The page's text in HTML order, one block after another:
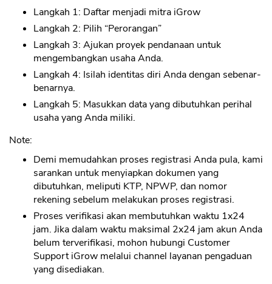
Langkah 1: Daftar menjadi mitra iGrow
Langkah 2: Pilih “Perorangan”
Langkah 3: Ajukan proyek pendanaan untuk
mengembangkan usaha Anda.
Langkah 4: Isilah identitas diri Anda dengan sebenar-
benarnya.
Langkah 5: Masukkan data yang dibutuhkan perihal
usaha yang Anda miliki.
Note:
Demi memudahkan proses registrasi Anda pula, kami
sarankan untuk menyiapkan dokumen yang
dibutuhkan, meliputi KTP, NPWP, dan nomor
rekening sebelum melakukan proses registrasi.
Proses verifikasi akan membutuhkan waktu 1x24
jam. Jika dalam waktu maksimal 2x24 jam akun Anda
belum terverifikasi, mohon hubungi Customer
Support iGrow melalui channel layanan pengaduan
yang disediakan.